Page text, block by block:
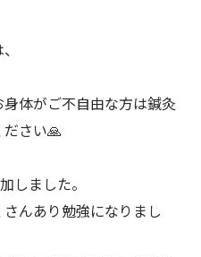
体がご不自由な方は鍼灸
さい🙏
しました。
んあり勉強になりまし